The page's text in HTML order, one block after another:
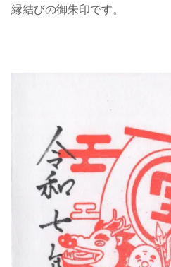
縁結びの御朱印です。